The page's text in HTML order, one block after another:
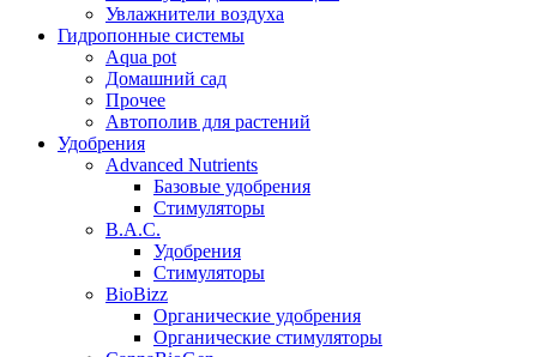
Увлажнители воздуха
Гидропонные системы
Aqua pot
Домашний сад
Прочее
Автополив для растений
Удобрения
Advanced Nutrients
Базовые удобрения
Стимуляторы
B.A.C.
Удобрения
Стимуляторы
BioBizz
Органические удобрения
Органические стимуляторы